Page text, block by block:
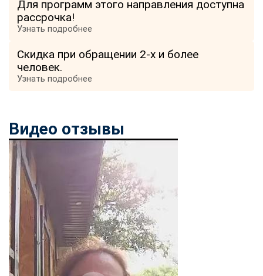
Для программ этого направления доступна
рассрочка!
Узнать подробнее
Скидка при обращении 2-х и более
человек.
Узнать подробнее
Видео отзывы